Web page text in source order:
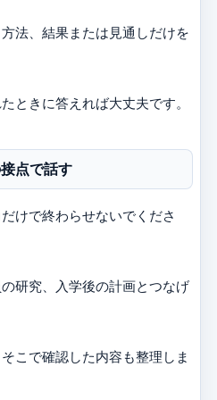
法、結果または見通しだけを
ときに答えれば大丈夫です。
点で話す
けで終わらせないでくださ
研究、入学後の計画とつなげ
こで確認した内容も整理しま